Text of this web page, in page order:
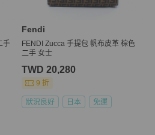
手
Fendi
FENDI Zucca 手提包 帆布皮革 棕色
二手 女士
TWD 20,280
9 折
狀況良好 日本 免運